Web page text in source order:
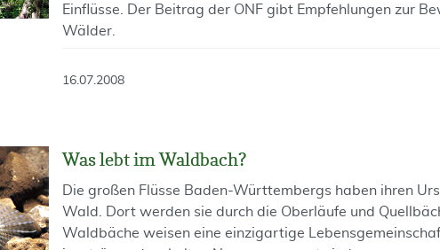
Einflüsse. Der Beitrag der ONF gibt Empfehlungen zur
Wälder.
16.07.2008
Was lebt im Waldbach?
Die großen Flüsse Baden-Württembergs haben ihren
Wald. Dort werden sie durch die Oberläufe und
Waldbäche weisen eine einzigartige